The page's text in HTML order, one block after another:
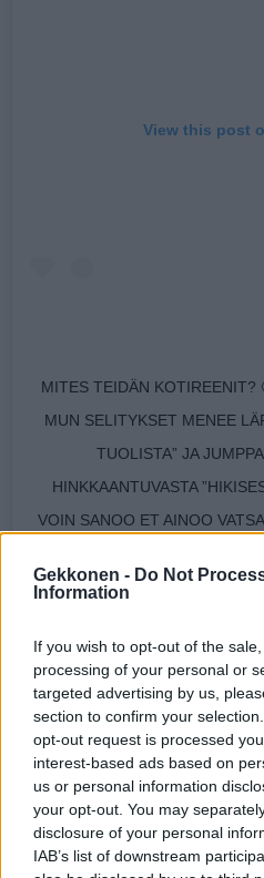
Gekkonen - Do Not
Information
If you wish to opt-out of the
processing of your personal or
targeted advertising by us,
section to confirm your
opt-out request is processed
interest-based ads based on
us or personal information
your opt-out. You may
disclosure of your personal
IAB’s list of downstream
View this post
MITES TEIDÄN KOTIREENIT?
MUN SELITYKSET MENEE
TUOLISTA” JA
HINKKAANTUVASTA
VOIN SANOO ET AINOO
A POST SHARED BY
Seuraa Gekkosta